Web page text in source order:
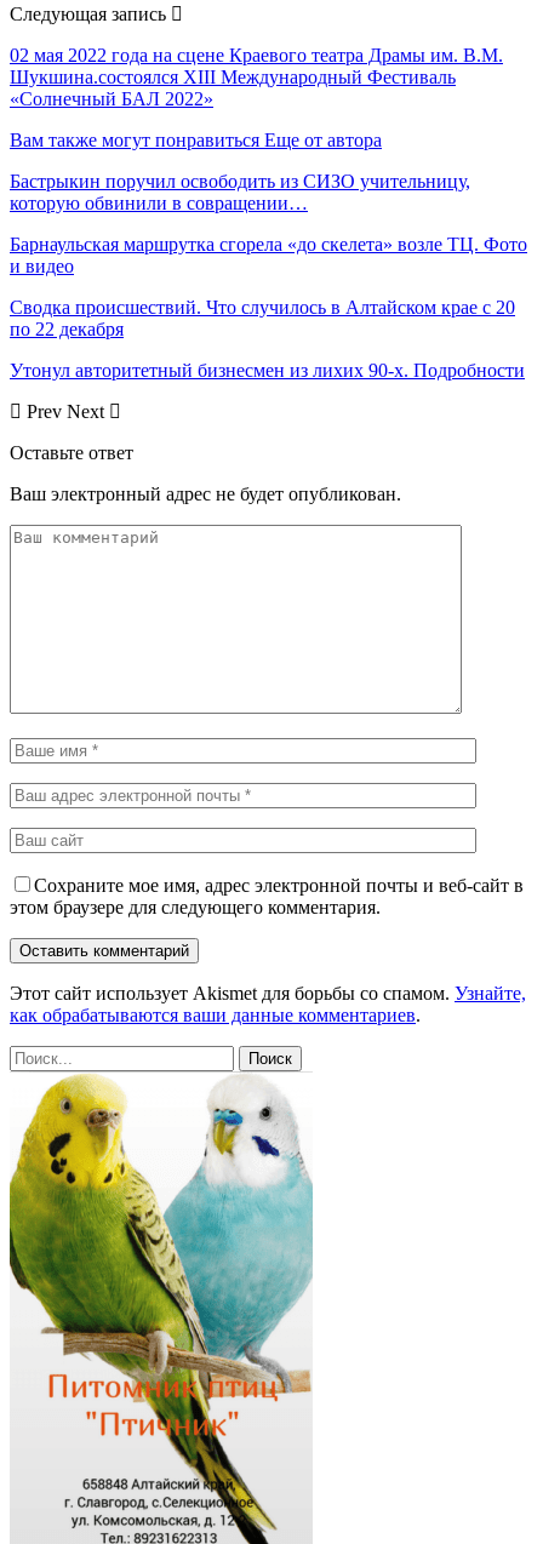
Следующая запись
02 мая 2022 года на сцене Краевого театра Драмы им. В.М.
Шукшина.состоялся XIII Международный Фестиваль
«Солнечный БАЛ 2022»
Вам также могут понравиться Еще от автора
Бастрыкин поручил освободить из СИЗО учительницу,
которую обвинили в совращении…
Барнаульская маршрутка сгорела «до скелета» возле ТЦ. Фото
и видео
Сводка происшествий. Что случилось в Алтайском крае с 20
по 22 декабря
Утонул авторитетный бизнесмен из лихих 90-х. Подробности
Prev Next
Оставьте ответ
Ваш электронный адрес не будет опубликован.
Сохраните мое имя, адрес электронной почты и веб-сайт в
этом браузере для следующего комментария.
Этот сайт использует Akismet для борьбы со спамом. Узнайте,
как обрабатываются ваши данные комментариев.